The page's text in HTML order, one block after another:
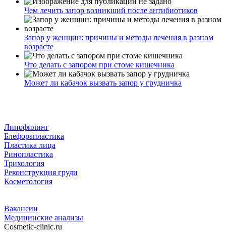
Чем лечить запор возникший после антибиотиков
Запор у женщин: причины и методы лечения в разном
возрасте
Что делать с запором при стоме кишечника
Может ли кабачок вызвать запор у грудничка
Липофилинг
Блефорапластика
Пластика лица
Ринопластика
Трихология
Реконструкция груди
Косметология
Вакансии
Медицинские анализы
Cosmetic-clinic.ru